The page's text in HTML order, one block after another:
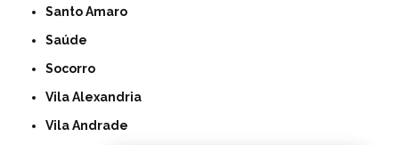
Santo Amaro
Saúde
Socorro
Vila Alexandria
Vila Andrade